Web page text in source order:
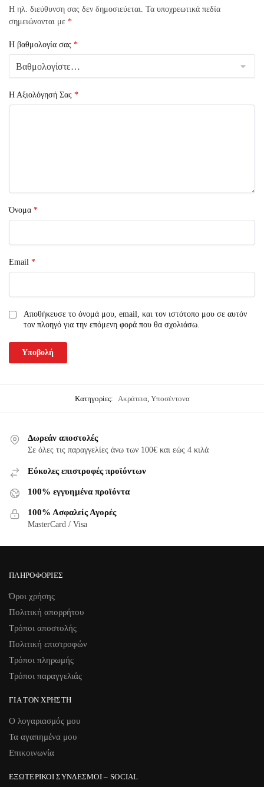
Η ηλ. διεύθυνση σας δεν δημοσιεύεται. Τα υποχρεωτικά πεδία
σημειώνονται με *
Η βαθμολογία σας *
Η Αξιολόγησή Σας *
Όνομα *
Email *
Αποθήκευσε το όνομά μου, email, και τον ιστότοπο μου σε αυτόν
τον πλοηγό για την επόμενη φορά που θα σχολιάσω.
Κατηγορίες: Ακράτεια, Υποσέντονα
Δωρεάν αποστολές
Σε όλες τις παραγγελίες άνω των 100€ και εώς 4 κιλά
Εύκολες επιστροφές προϊόντων
100% εγγυημένα προϊόντα
100% Ασφαλείς Αγορές
MasterCard / Visa
ΠΛΗΡΟΦΟΡΊΕΣ
Όροι χρήσης
Πολιτική απορρήτου
Τρόποι αποστολής
Πολιτική επιστροφών
Τρόποι πληρωμής
Τρόποι παραγγελιάς
ΓΙΑ ΤΟΝ ΧΡΉΣΤΗ
Ο λογαριασμός μου
Τα αγαπημένα μου
Επικοινωνία
ΕΞΩΤΕΡΙΚΟΊ ΣΎΝΔΕΣΜΟΙ – SOCIAL